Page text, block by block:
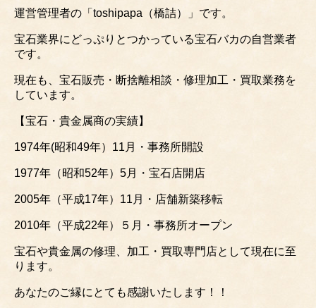
運営管理者の「toshipapa（橋詰）」です。
宝石業界にどっぷりとつかっている宝石バカの自営業者
です。
現在も、宝石販売・断捨離相談・修理加工・買取業務を
しています。
【宝石・貴金属商の実績】
1974年(昭和49年）11月・事務所開設
1977年（昭和52年）5月・宝石店開店
2005年（平成17年）11月・店舗新築移転
2010年（平成22年）５月・事務所オープン
宝石や貴金属の修理、加工・買取専門店として現在に至
ります。
あなたのご縁にとても感謝いたします！！